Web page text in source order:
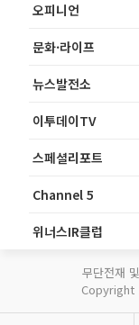
오피니언
문화·라이프
뉴스발전소
이투데이TV
스페셜리포트
Channel 5
위너스IR클럽
무단전재
Copyright